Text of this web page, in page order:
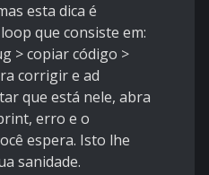
esta dica é
que consiste em:
> copiar código >
corrigir e ad
que está nele, abra
erro e o
espera. Isto lhe
sanidade.